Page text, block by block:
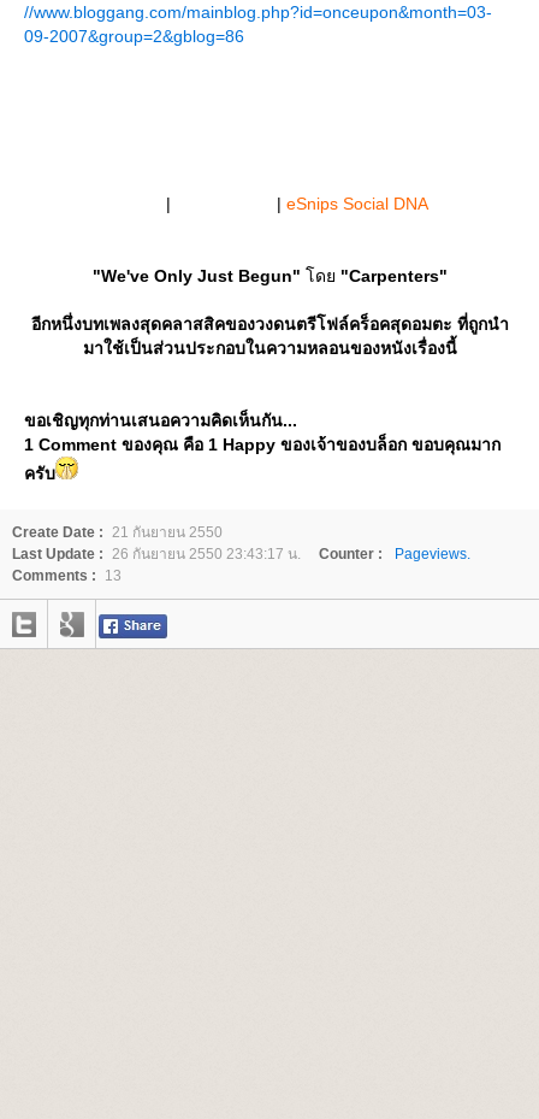
//www.bloggang.com/mainblog.php?id=onceupon&month=03-
09-2007&group=2&gblog=86
| | eSnips Social DNA
"We've Only Just Begun" ด "Carpenters"
อีกหนึ่งบทเพลงสุดคลาสสิคของวงดนตรีโฟล์คร็อคสุดอมตะ ที่ถูกนำ
มาใช้เป็นส่วนประกอบในความหลอนของหนังเรื่องนี้
ขอเชิญทุกท่านเสนอความคิดเห็นกัน...
1 Comment ของคุณ คือ 1 Happy ของเจ้าของบล็อก ขอบคุณมาก
ครับ
Create Date : 21 กันยายน 2550
Last Update : 26 กันยายน 2550 23:43:17 น. Counter :
Pageviews.
Comments :
13